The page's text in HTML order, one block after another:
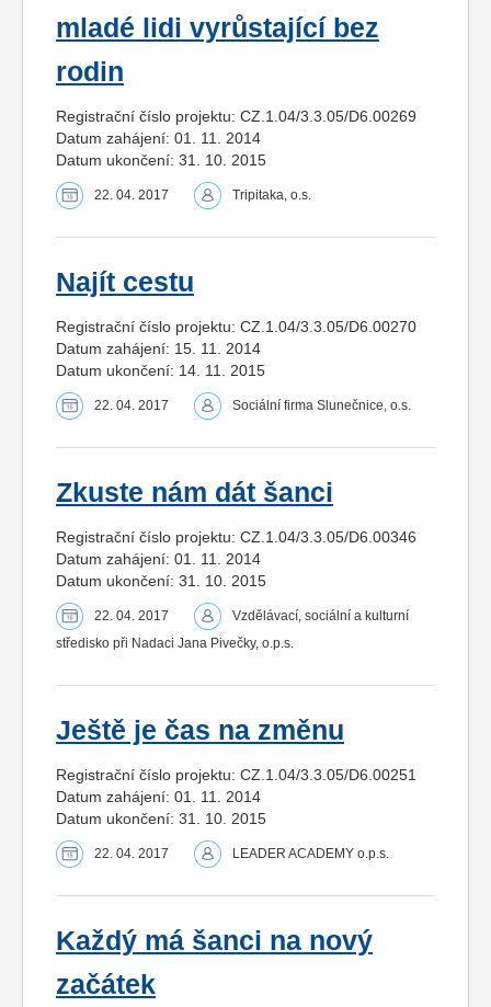
mladé lidi vyrůstající bez
rodin
Registrační číslo projektu: CZ.1.04/3.3.05/D6.00269
Datum zahájení: 01. 11. 2014
Datum ukončení: 31. 10. 2015
22. 04. 2017 Tripitaka, o.s.
Najít cestu
Registrační číslo projektu: CZ.1.04/3.3.05/D6.00270
Datum zahájení: 15. 11. 2014
Datum ukončení: 14. 11. 2015
22. 04. 2017 Sociální firma Slunečnice, o.s.
Zkuste nám dát šanci
Registrační číslo projektu: CZ.1.04/3.3.05/D6.00346
Datum zahájení: 01. 11. 2014
Datum ukončení: 31. 10. 2015
22. 04. 2017
Vzdělávací, sociální a kulturní
středisko při Nadaci Jana Pivečky, o.p.s.
Ještě je čas na změnu
Registrační číslo projektu: CZ.1.04/3.3.05/D6.00251
Datum zahájení: 01. 11. 2014
Datum ukončení: 31. 10. 2015
22. 04. 2017 LEADER ACADEMY o.p.s.
Každý má šanci na nový
začátek